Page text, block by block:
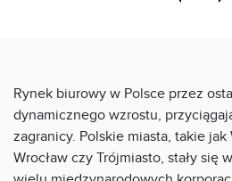
Rynek biurowy w Polsce przez
dynamicznego wzrostu,
zagranicy. Polskie miasta, takie jak
Wrocław czy Trójmiasto, stały się